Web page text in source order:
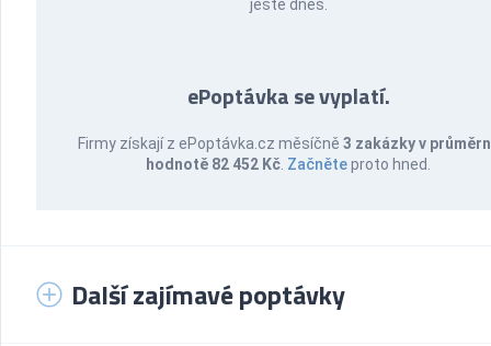
ještě dnes.
ePoptávka se vyplatí.
Firmy získají z ePoptávka.cz měsíčně 3 zakázky v
hodnotě 82 452 Kč Začněteproto hned.
Další zajímavé poptávky